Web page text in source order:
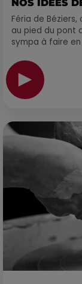
NOS IDÉES
Féria de
au pied du pont
sympa à faire